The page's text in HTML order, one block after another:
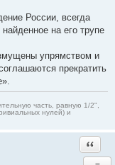
России, всегда
на его трупе
упрямством и
прекратить
часть, равную 1/2",
нулей) и